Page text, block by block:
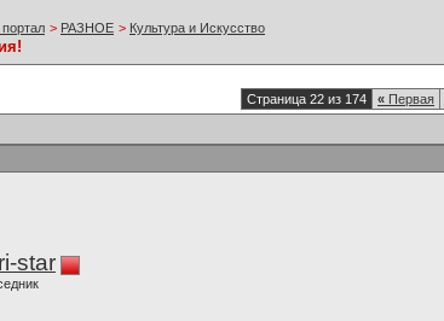
> РАЗНОЕ > Культура и Искусство
Страница 22 из 174 « Первая
star